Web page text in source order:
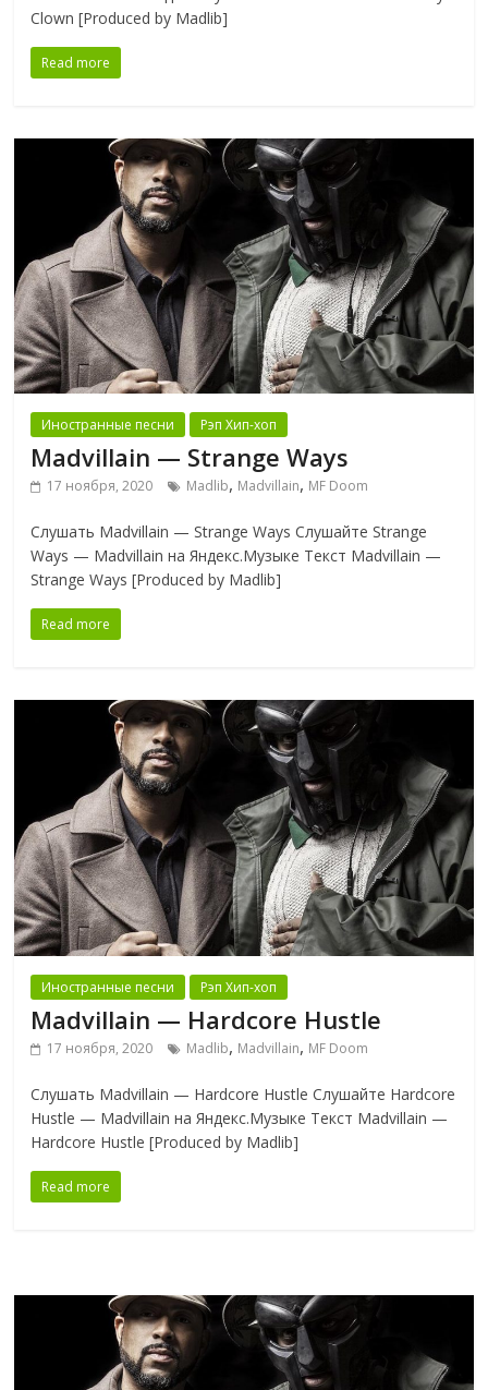
Clown [Produced by Madlib]
Read more
Иностранные песни Рэп Хип-хоп
Madvillain — Strange Ways
17 ноября, 2020 Madlib, Madvillain, MF Doom
Слушать Madvillain — Strange Ways Слушайте Strange
Ways — Madvillain на Яндекс.Музыке Текст Madvillain —
Strange Ways [Produced by Madlib]
Read more
Иностранные песни Рэп Хип-хоп
Madvillain — Hardcore Hustle
17 ноября, 2020 Madlib, Madvillain, MF Doom
Слушать Madvillain — Hardcore Hustle Слушайте Hardcore
Hustle — Madvillain на Яндекс.Музыке Текст Madvillain —
Hardcore Hustle [Produced by Madlib]
Read more